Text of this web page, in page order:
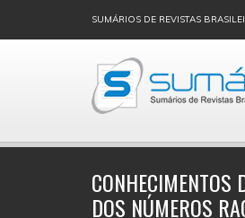
SUMÁRIOS DE REVISTAS
CONHECIMENTOS
DOS NÚMEROS